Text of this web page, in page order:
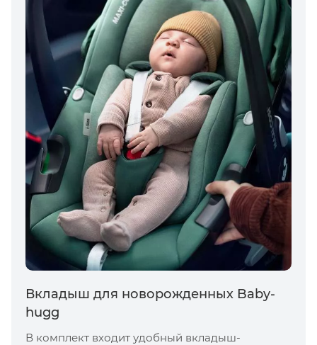
Вкладыш для новорожденных Baby-
hugg
В комплект входит удобный вкладыш-